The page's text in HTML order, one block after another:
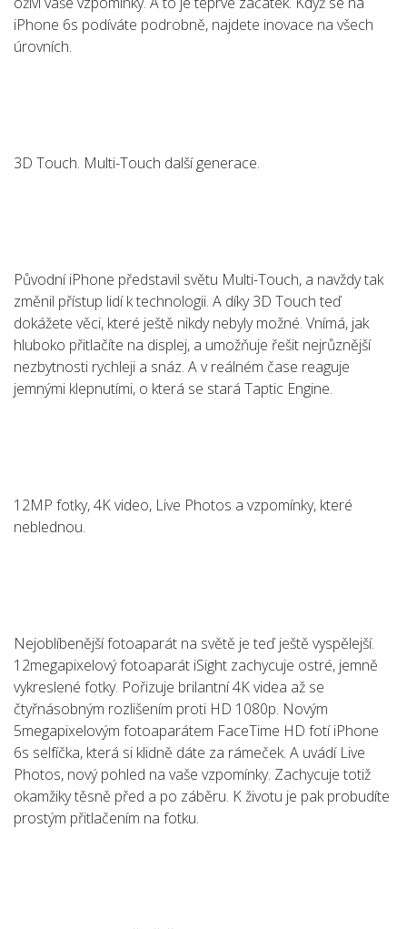
iPhone 6s podíváte podrobně, najdete inovace na všech
úrovních.
3D Touch. Multi-Touch další generace.
Původní iPhone představil světu Multi-Touch, a navždy tak
změnil přístup lidí k technologii. A díky 3D Touch teď
dokážete věci, které ještě nikdy nebyly možné. Vnímá, jak
hluboko přitlačíte na displej, a umožňuje řešit nejrůznější
nezbytnosti rychleji a snáz. A v reálném čase reaguje
jemnými klepnutími, o která se stará Taptic Engine.
12MP fotky, 4K video, Live Photos a vzpomínky, které
neblednou.
Nejoblíbenější fotoaparát na světě je teď ještě vyspělejší.
12megapixelový fotoaparát iSight zachycuje ostré, jemně
vykreslené fotky. Pořizuje brilantní 4K videa až se
čtyřnásobným rozlišením proti HD 1080p. Novým
5megapixelovým fotoaparátem FaceTime HD fotí iPhone
6s selfíčka, která si klidně dáte za rámeček. A uvádí Live
Photos, nový pohled na vaše vzpomínky. Zachycuje totiž
okamžiky těsně před a po záběru. K životu je pak probudíte
prostým přitlačením na fotku.